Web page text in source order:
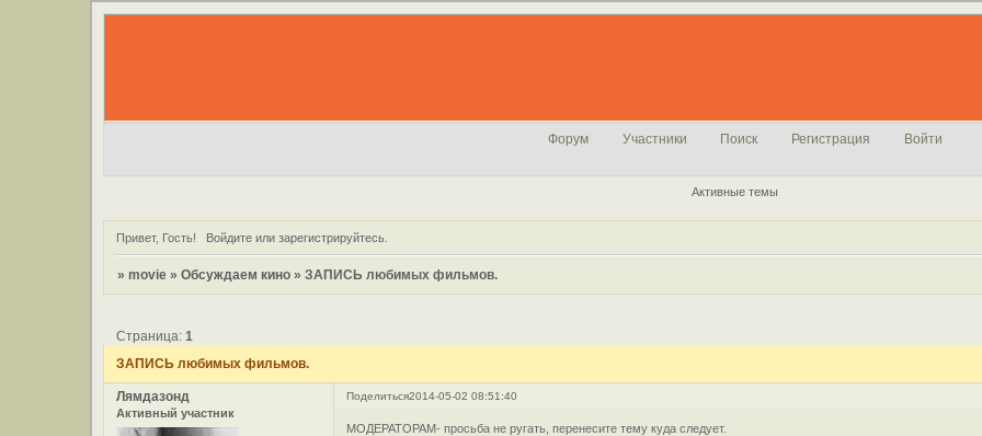
Форум Участники Поиск Регистрация Войти
Активные темы
Привет, Гость! Войдитеили зарегистрируйтесь.
»movie »Обсуждаем кино »ЗАПИСЬ любимых фильмов.
ЗАПИСЬ любимых фильмов.
Страница:1
Поделиться2014-05-02 08:51:40
Лямдазонд
Активный участник
МОДЕРАТОРАМ- просьба не ругать, перенесите тему куда следует.